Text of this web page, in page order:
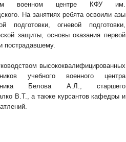
военном центре КФУ им.
На занятиях ребята освоили азы
подготовки, огневой подготовки,
защиты, основы оказания первой
пострадавшему.
высококвалифицированных
учебного военного центра
Белова А.Л., старшего
В.Т., а также курсантов кафедры и